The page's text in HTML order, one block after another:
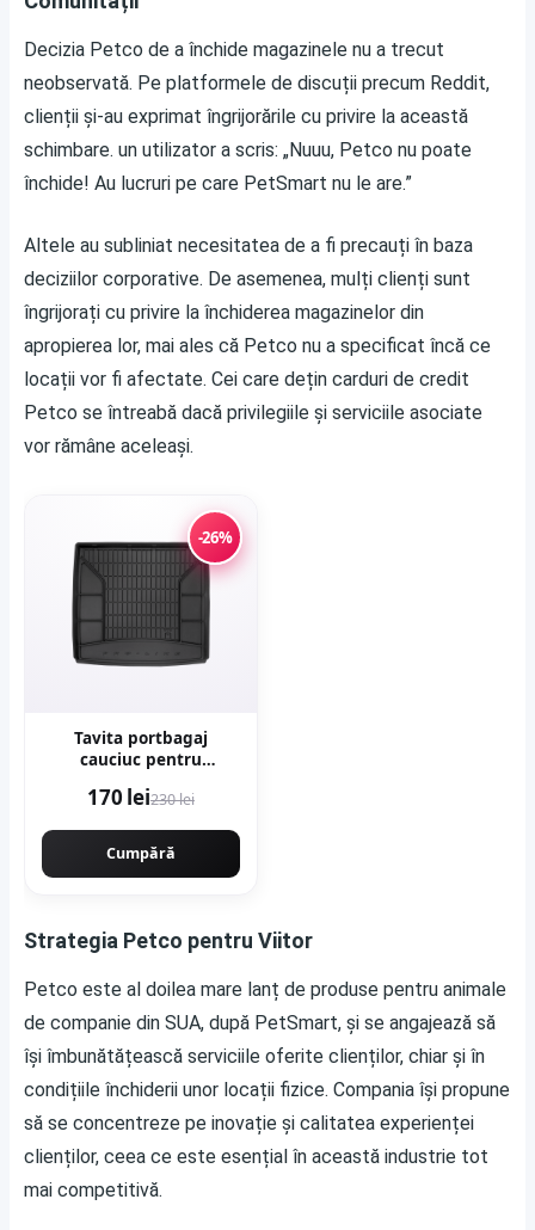
Decizia Petco de a închide magazinele nu a trecut
neobservată. Pe platformele de discuții precum Reddit,
clienții și-au exprimat îngrijorările cu privire la această
schimbare. un utilizator a scris: „Nuuu, Petco nu poate
închide! Au lucruri pe care PetSmart nu le are.”
Altele au subliniat necesitatea de a fi precauți în baza
deciziilor corporative. De asemenea, mulți clienți sunt
îngrijorați cu privire la închiderea magazinelor din
apropierea lor, mai ales că Petco nu a specificat încă ce
locații vor fi afectate. Cei care dețin carduri de credit
Petco se întreabă dacă privilegiile și serviciile asociate
vor rămâne aceleași.
-26%
Tavita portbagaj
cauciuc pentru
Suv 10.18-
170 lei230 lei
Cumpără
Strategia Petco pentru Viitor
Petco este al doilea mare lanț de produse pentru animale
de companie din SUA, după PetSmart, și se angajează să
își îmbunătățească serviciile oferite clienților, chiar și în
condițiile închiderii unor locații fizice. Compania își propune
să se concentreze pe inovație și calitatea experienței
clienților, ceea ce este esențial în această industrie tot
mai competitivă.